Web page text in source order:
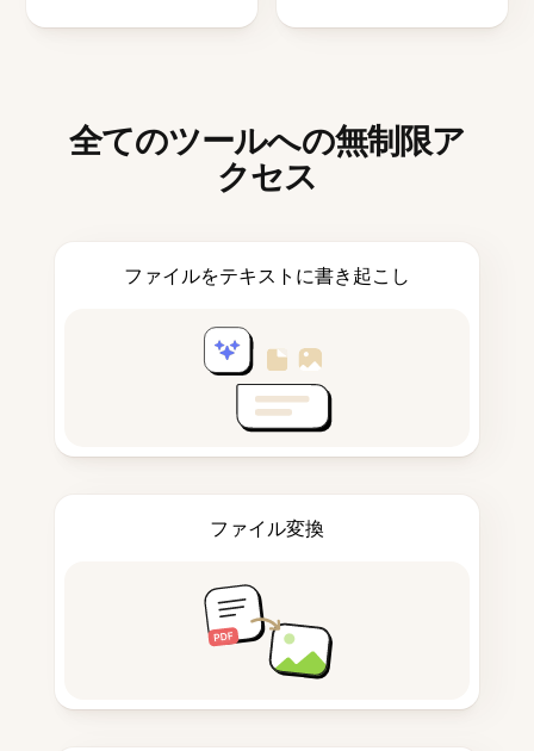
全てのツールへの無制限ア
クセス
ファイルをテキストに書き起こし
ファイル変換